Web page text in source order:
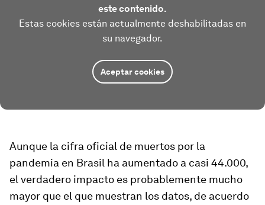
este contenido.
Estas cookies están actualmente deshabilitadas en
su navegador.
Aceptar cookies
Aunque la cifra oficial de muertos por la
pandemia en Brasil ha aumentado a casi 44.000,
el verdadero impacto es probablemente mucho
mayor que el que muestran los datos, de acuerdo